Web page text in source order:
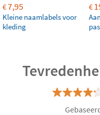
€7,95
Kleine naamlabels voor
kleding
€